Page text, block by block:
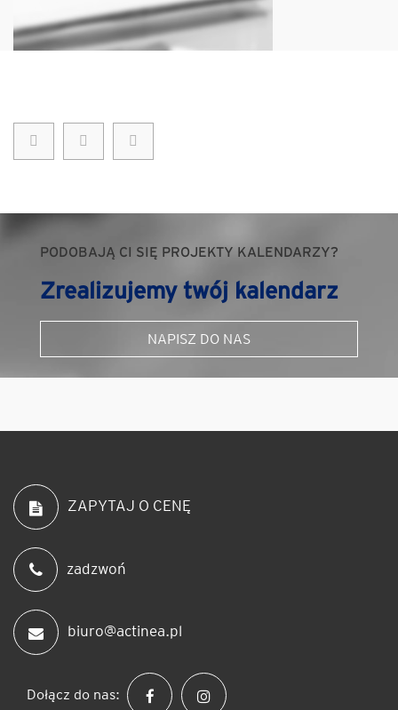
PODOBAJĄ CI SIĘ PROJEKTY KALENDARZY?
Zrealizujemy twój kalendarz
NAPISZ DO NAS
ZAPYTAJ O CENĘ
zadzwoń
biuro@actinea.pl
Dołącz do nas: